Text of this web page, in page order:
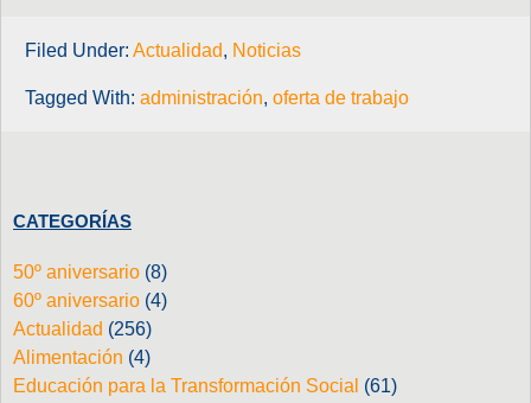
Filed Under: Actualidad, Noticias
Tagged With: administración, oferta de trabajo
CATEGORÍAS
50º aniversario (8)
60º aniversario (4)
Actualidad (256)
Alimentación (4)
Educación para la Transformación Social (61)